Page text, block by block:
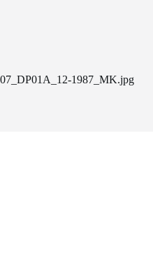
07_DP01A_12-1987_MK.jpg